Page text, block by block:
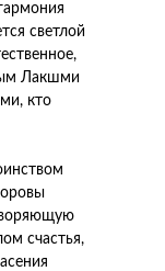
светлой
Лакшми
кто
счастья,